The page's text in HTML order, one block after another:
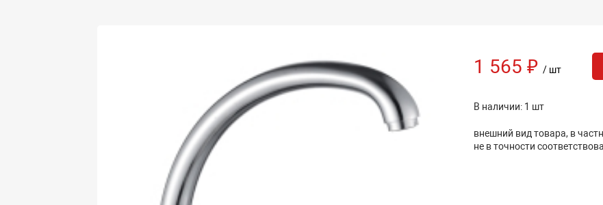
1 565 ₽ / шт
В наличии: 1 шт
внешний вид товара, в
не в точности